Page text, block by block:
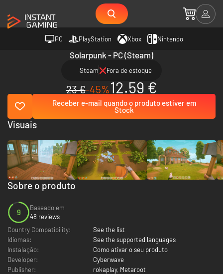
PC PlayStation Xbox Nintendo
Solarpunk - PC (Steam)
Steam Fora de estoque
23 €-45%12.59 €
Receber e-mail quando o produto estiver em
Stock
Sobre o produto
9
Baseado em
48 reviews
Country Compatibility:
See the list
Idiomas:
See the supported languages
Instalação:
Como ativar o seu produto
Developer:
Cyberwave
Publisher:
rokaplay, Metaroot
Visuais